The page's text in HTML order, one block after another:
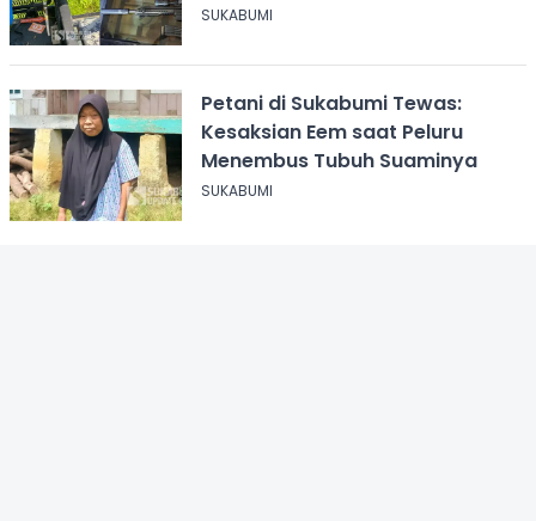
SUKABUMI
Petani di Sukabumi Tewas:
Kesaksian Eem saat Peluru
Menembus Tubuh Suaminya
SUKABUMI